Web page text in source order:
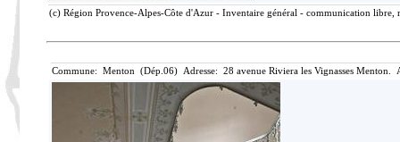
(c) Région Provence-Alpes-Côte d'Azur - Inventaire général - communication libre,
Commune: Menton (Dép.06) Adresse: 28 avenue Riviera les Vignasses